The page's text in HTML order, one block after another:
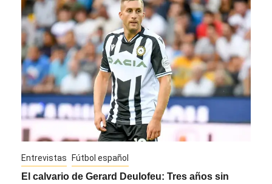
Entrevistas Fútbol español
El calvario de Gerard Deulofeu: Tres años sin